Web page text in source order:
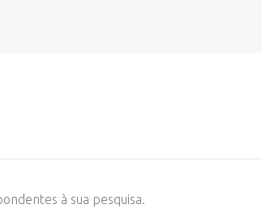
à sua pesquisa.